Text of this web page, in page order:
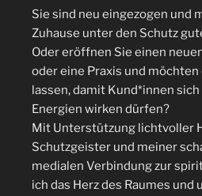
Sie sind neu eingezogen und
Zuhause unter den Schutz
Oder eröffnen Sie einen
oder eine Praxis und möchten
lassen, damit Kund*innen
Energien wirken dürfen?
Mit Unterstützung lichtvoller
Schutzgeister und meiner
medialen Verbindung zur
ich das Herz des Raumes